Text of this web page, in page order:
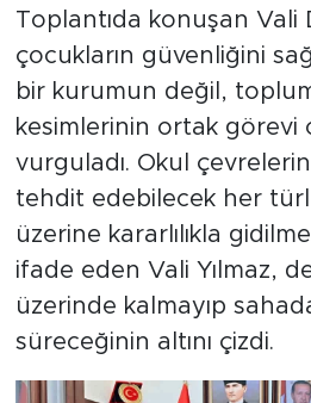
Toplantıda konuşan Vali
çocukların güvenliğini
bir kurumun değil,
kesimlerinin ortak görevi
vurguladı. Okul
tehdit edebilecek her
üzerine kararlılıkla
ifade eden Vali Yılmaz,
üzerinde kalmayıp
süreceğinin altını çizdi.